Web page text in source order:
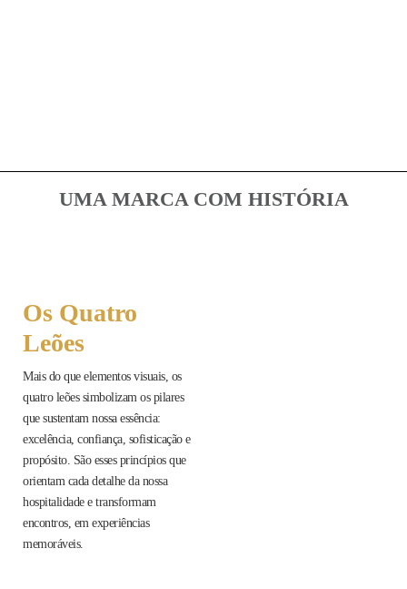
UMA MARCA COM HISTÓRIA
Os Quatro
Leões
Mais do que elementos visuais, os
quatro leões simbolizam os pilares
que sustentam nossa essência:
excelência, confiança, sofisticação e
propósito. São esses princípios que
orientam cada detalhe da nossa
hospitalidade e transformam
encontros, em experiências
memoráveis.